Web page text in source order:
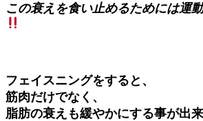
この衰えを食い止めるためには運
フェイスニングをすると、
筋肉だけでなく、
脂肪の衰えも緩やかにする事が出